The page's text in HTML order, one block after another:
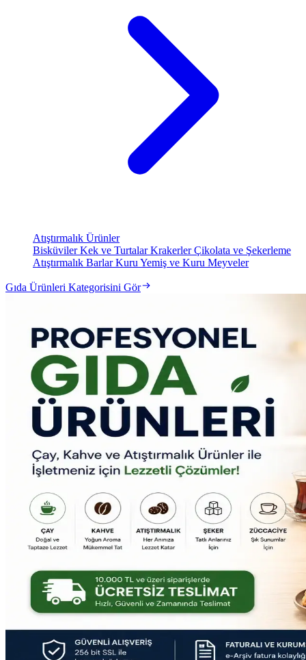
Atıştırmalık Ürünler
BisküvilerKek ve TurtalarKrakerlerÇikolata ve Şekerleme
Atıştırmalık BarlarKuru Yemiş ve Kuru Meyveler
Gıda Ürünleri Kategorisini Gör